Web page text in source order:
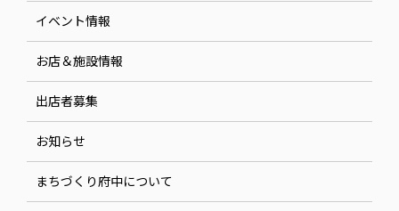
イベント情報
お店＆施設情報
出店者募集
お知らせ
まちづくり府中について